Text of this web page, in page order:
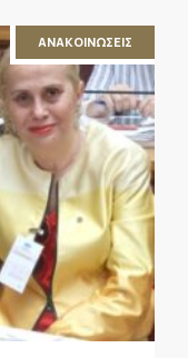
ΑΝΑΚΟΙΝΩΣΕΙΣ